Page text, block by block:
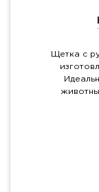
Щетка с